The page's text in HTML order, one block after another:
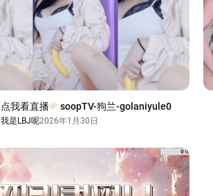
点我看直播 soopTV-狗兰-golaniyule0
我是LBJ呢2026年1月30日